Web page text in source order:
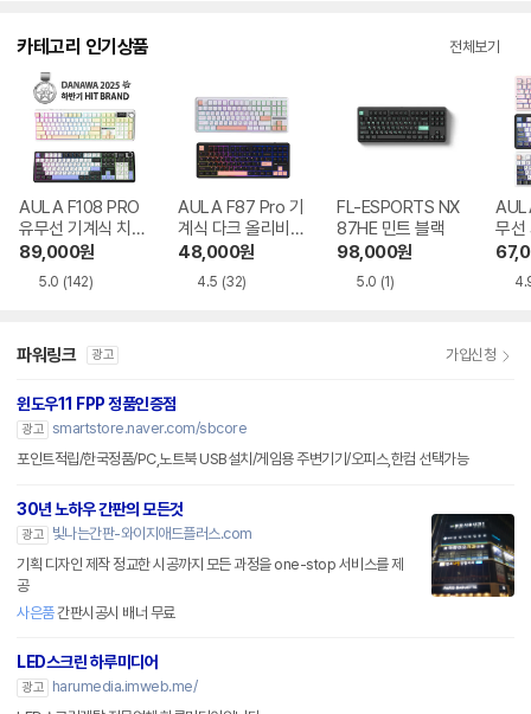
카테고리 인기상품 전체보기
AULA F108 PRO
유무선 기계식 치즈
화이트 한글
89,000원
5.0 (142)
AULA F87 Pro 기
계식 다크 올리비아
한글
48,000원
4.5 (32)
FL-ESPORTS NX
87HE 민트 블랙
98,000원
5.0 (1)
무선
블랙
파워링크 광고 가입신청
윈도우11 FPP 정품인증점
광고 smartstore.naver.com/sbcore
포인트적립/한국정품/PC,노트북 USB설치/게임용 주변기기/오피스,한컴 선택가능
30년 노하우 간판의 모든것
광고
빛나는간판-와이지애드플러스.com
기획 디자인 제작 정교한 시공까지 모든 과정을 one-stop 서비스를 제
공
사은품간판시공시 배너 무료
LED스크린 하루미디어
광고
harumedia.imweb.me/